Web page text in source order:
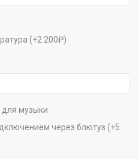
(+2 200₽)
для музыки
через блютуз (+5